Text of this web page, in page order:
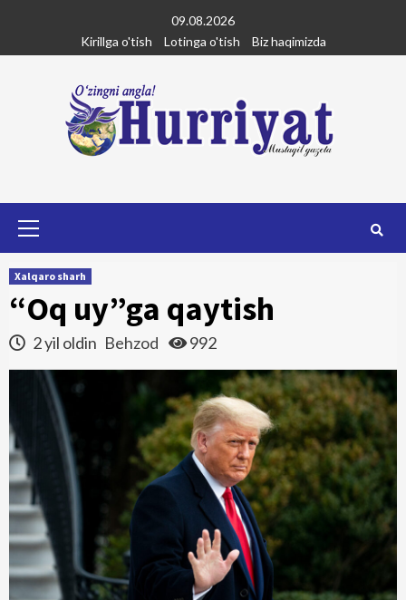
content
09.08.2026
Kirillga o'tish
Lotinga o'tish Biz haqimizda
Xalqaro sharh
“Oq uy”ga qaytish
2 yil oldin Behzod 992